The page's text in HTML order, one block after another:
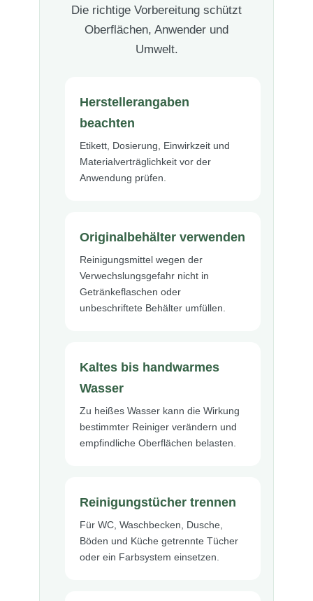
Die richtige Vorbereitung schützt
Oberflächen, Anwender und
Umwelt.
Herstellerangaben
beachten
Etikett, Dosierung, Einwirkzeit und
Materialverträglichkeit vor der
Anwendung prüfen.
Originalbehälter verwenden
Reinigungsmittel wegen der
Verwechslungsgefahr nicht in
Getränkeflaschen oder
unbeschriftete Behälter umfüllen.
Kaltes bis handwarmes
Wasser
Zu heißes Wasser kann die Wirkung
bestimmter Reiniger verändern und
empfindliche Oberflächen belasten.
Reinigungstücher trennen
Für WC, Waschbecken, Dusche,
Böden und Küche getrennte Tücher
oder ein Farbsystem einsetzen.